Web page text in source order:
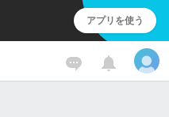
アプリを使う